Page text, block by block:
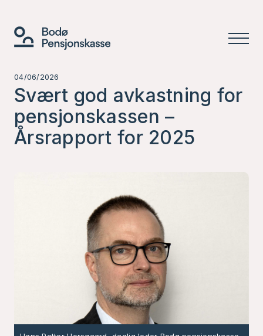
04/06/2026
Svært god avkastning for
pensjonskassen –
Årsrapport for 2025